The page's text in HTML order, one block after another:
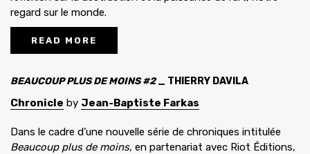
regard sur le monde.
READ MORE
BEAUCOUP PLUS DE MOINS #2_ THIERRY DAVILA
Chronicle by Jean-Baptiste Farkas
Dans le cadre d’une nouvelle série de chroniques intitulée
Beaucoup plus de moins, en partenariat avec Riot Éditions,